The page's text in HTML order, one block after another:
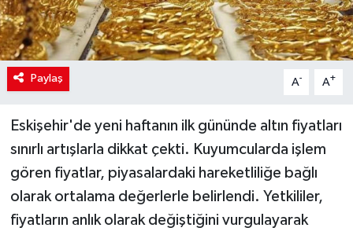
Paylaş A- A+
Eskişehir'de yeni haftanın ilk gününde altın fiyatları
sınırlı artışlarla dikkat çekti. Kuyumcularda işlem
gören fiyatlar, piyasalardaki hareketliliğe bağlı
olarak ortalama değerlerle belirlendi. Yetkililer,
fiyatların anlık olarak değiştiğini vurgulayarak